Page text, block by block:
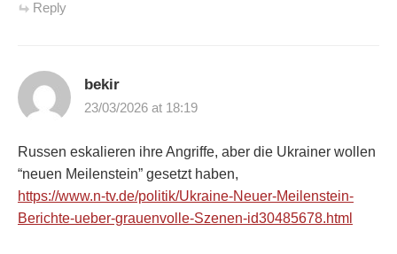
Reply
bekir
23/03/2026 at 18:19
Russen eskalieren ihre Angriffe, aber die Ukrainer wollen
“neuen Meilenstein” gesetzt haben,
https://www.n-tv.de/politik/Ukraine-Neuer-Meilenstein-
Berichte-ueber-grauenvolle-Szenen-id30485678.html